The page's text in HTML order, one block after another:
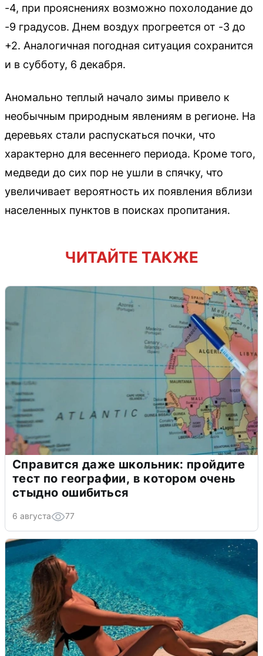
-4, при прояснениях возможно похолодание до
-9 градусов. Днем воздух прогреется от -3 до
+2. Аналогичная погодная ситуация сохранится
и в субботу, 6 декабря.
Аномально теплый начало зимы привело к
необычным природным явлениям в регионе. На
деревьях стали распускаться почки, что
характерно для весеннего периода. Кроме того,
медведи до сих пор не ушли в спячку, что
увеличивает вероятность их появления вблизи
населенных пунктов в поисках пропитания.
ЧИТАЙТЕ ТАКЖЕ
Справится даже школьник: пройдите
тест по географии, в котором очень
стыдно ошибиться
6 августа 77